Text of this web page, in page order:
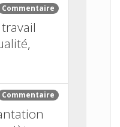
Commentaire
Commentaire